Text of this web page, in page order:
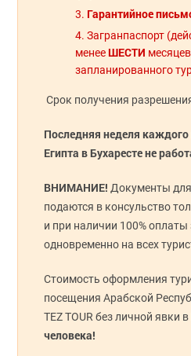
Гарантийное
Загранпаспорт
менее ШЕСТИ
запланированного
Срок получения
Последняя неделя
Египта в Бухаресте не
ВНИМАНИЕ! Документы
подаются в консульство
и при наличии 100% оплаты
одновременно на всех
Стоимость оформления
посещения Арабской
TEZ TOUR без личной явки
человека!